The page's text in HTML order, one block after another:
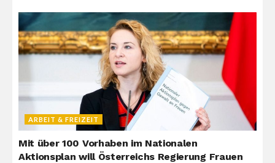
ARBEIT & FREIZEIT
Mit über 100 Vorhaben im Nationalen
Aktionsplan will Österreichs Regierung Frauen